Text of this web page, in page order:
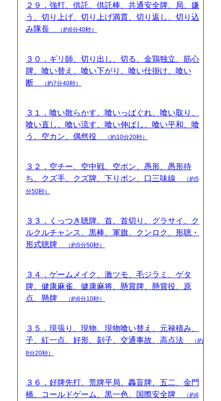
２９．強打、供託、供託棒、共通安全牌、局、嫌
う、切り上げ、切り上げ満貫、切り返し、切り込
み隊長
（約6分40秒）
３０．ギリ師、切り出し、切る、金鶏独立、筋心
牌、喰い替え、喰い下がり、喰い仕掛け、喰い
断
（約7分40秒）
３１．喰い散らかす、喰いっぱぐれ、喰い取り、
喰い直し、喰い流す、喰い伸ばし、喰い平和、喰
う、空カン、偶然役
（約10分20秒）
３２．空チー、空中戦、空ポン、愚形、愚形待
ち、クズ手、クズ牌、下りポン、口三味線
（約5
分50秒）
３３．くっつき聴牌、首、首切り、グラサイ、ク
ルクルチャンス、黒棒、軍旗、クンロク、形聴・
形式聴牌
（約5分50秒）
３４．ゲームメイク、激ツモ、毛ジラミ、ゲタ
牌、健康麻雀、健康麻将、懸賞牌、懸賞役、原
点、懸牌
（約6分10秒）
３５．現張り、現物、現物喰い替え、元禄積み、
子、紅一点、好形、刻子、交通事故、高点法
（約
8分20秒）
３６．好牌先打、荒牌平局、轟盲牌、五二、金門
橋、コールドゲーム、黒一色、国際安全牌
（約6